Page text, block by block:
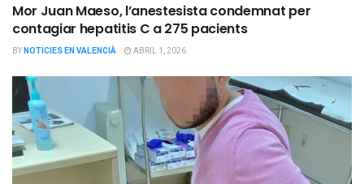
Mor Juan Maeso, l’anestesista condemnat per
contagiar hepatitis C a 275 pacients
BYNOTICIES EN VALENCIÀ ABRIL 1, 2026